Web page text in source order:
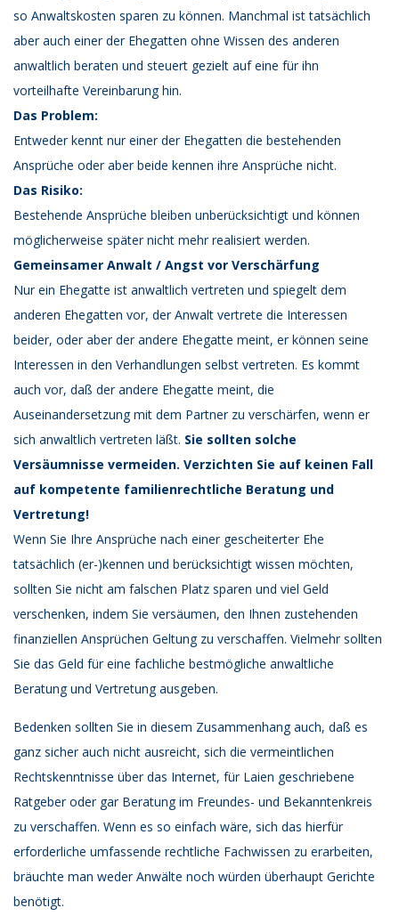
so Anwaltskosten sparen zu können. Manchmal ist tatsächlich
aber auch einer der Ehegatten ohne Wissen des anderen
anwaltlich beraten und steuert gezielt auf eine für ihn
vorteilhafte Vereinbarung hin.
Das Problem:
Entweder kennt nur einer der Ehegatten die bestehenden
Ansprüche oder aber beide kennen ihre Ansprüche nicht.
Das Risiko:
Bestehende Ansprüche bleiben unberücksichtigt und können
möglicherweise später nicht mehr realisiert werden.
Gemeinsamer Anwalt / Angst vor Verschärfung
Nur ein Ehegatte ist anwaltlich vertreten und spiegelt dem
anderen Ehegatten vor, der Anwalt vertrete die Interessen
beider, oder aber der andere Ehegatte meint, er können seine
Interessen in den Verhandlungen selbst vertreten. Es kommt
auch vor, daß der andere Ehegatte meint, die
Auseinandersetzung mit dem Partner zu verschärfen, wenn er
sich anwaltlich vertreten läßt. Sie sollten solche
Versäumnisse vermeiden. Verzichten Sie auf keinen Fall
auf kompetente familienrechtliche Beratung und
Vertretung!
Wenn Sie Ihre Ansprüche nach einer gescheiterter Ehe
tatsächlich (er-)kennen und berücksichtigt wissen möchten,
sollten Sie nicht am falschen Platz sparen und viel Geld
verschenken, indem Sie versäumen, den Ihnen zustehenden
finanziellen Ansprüchen Geltung zu verschaffen. Vielmehr sollten
Sie das Geld für eine fachliche bestmögliche anwaltliche
Beratung und Vertretung ausgeben.
Bedenken sollten Sie in diesem Zusammenhang auch, daß es
ganz sicher auch nicht ausreicht, sich die vermeintlichen
Rechtskenntnisse über das Internet, für Laien geschriebene
Ratgeber oder gar Beratung im Freundes- und Bekanntenkreis
zu verschaffen. Wenn es so einfach wäre, sich das hierfür
erforderliche umfassende rechtliche Fachwissen zu erarbeiten,
bräuchte man weder Anwälte noch würden überhaupt Gerichte
benötigt.